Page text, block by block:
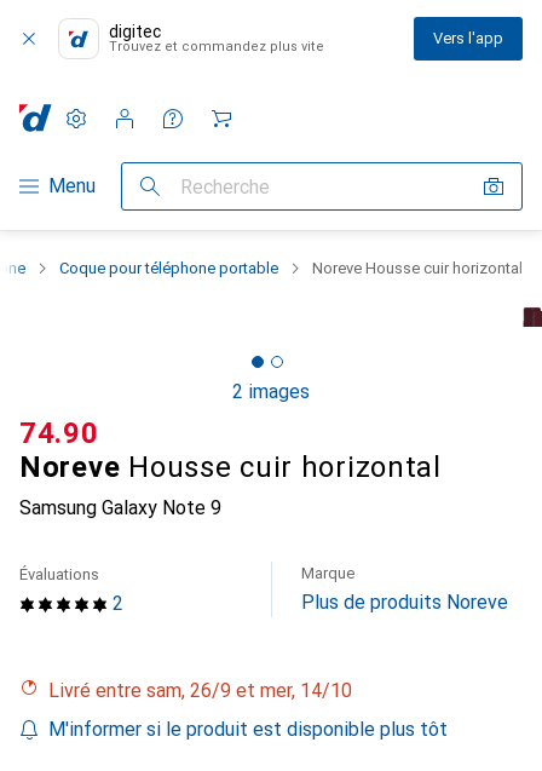
digitec
Trouvez et commandez plus vite Vers l'app
Navigation par catégorie
Menu Recherche
Paramètres
Compte client
Listes de comparaison
Listes d'envies
Panier
Coque pour téléphone portable Noreve Housse cuir horizontal
2 images
Noreve Housse cuir horizontal
Samsung Galaxy Note 9
CHF
74.90
2
Évaluations Marque
Plus de produits Noreve
Livré entre sam, 26/9 et mer, 14/10
M'informer si le produit est disponible plus tôt